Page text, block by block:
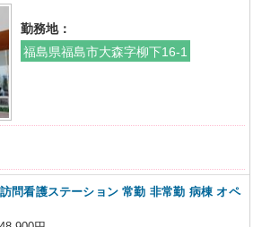
勤務地：
福島県福島市大森字柳下16-1
問看護ステーション 常勤 非常勤 病棟 オペ